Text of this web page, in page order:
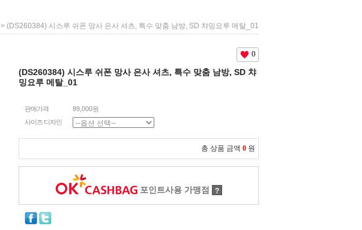
> (DS260384) 시스루 쉬폰 망사 은사 셔츠, 특수 맞춤 남방, SD 챠밍요루 메탈_01
0
(DS260384) 시스루 쉬폰 망사 은사 셔츠, 특수 맞춤 남방, SD 챠
밍요루 메탈_01
판매가격
89,000원
사이즈 디자인
총 상품 금액 0 원
포인트사용 가맹점 ?